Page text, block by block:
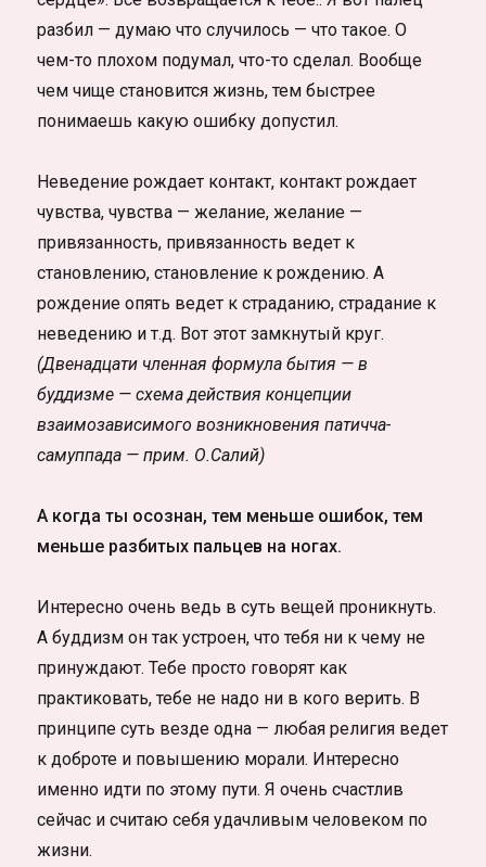
разбил — думаю что случилось — что такое. О
чем-то плохом подумал, что-то сделал. Вообще
чем чище становится жизнь, тем быстрее
понимаешь какую ошибку допустил.
Неведение рождает контакт, контакт рождает
чувства, чувства — желание, желание —
привязанность, привязанность ведет к
становлению, становление к рождению. А
рождение опять ведет к страданию, страдание к
неведению и т.д. Вот этот замкнутый круг.
(Двенадцати членная формула бытия — в
буддизме — схема действия концепции
взаимозависимого возникновения патичча-
самуппада — прим. О.Салий)
А когда ты осознан, тем меньше ошибок, тем
меньше разбитых пальцев на ногах.
Интересно очень ведь в суть вещей проникнуть.
А буддизм он так устроен, что тебя ни к чему не
принуждают. Тебе просто говорят как
практиковать, тебе не надо ни в кого верить. В
принципе суть везде одна — любая религия ведет
к доброте и повышению морали. Интересно
именно идти по этому пути. Я очень счастлив
сейчас и считаю себя удачливым человеком по
жизни.